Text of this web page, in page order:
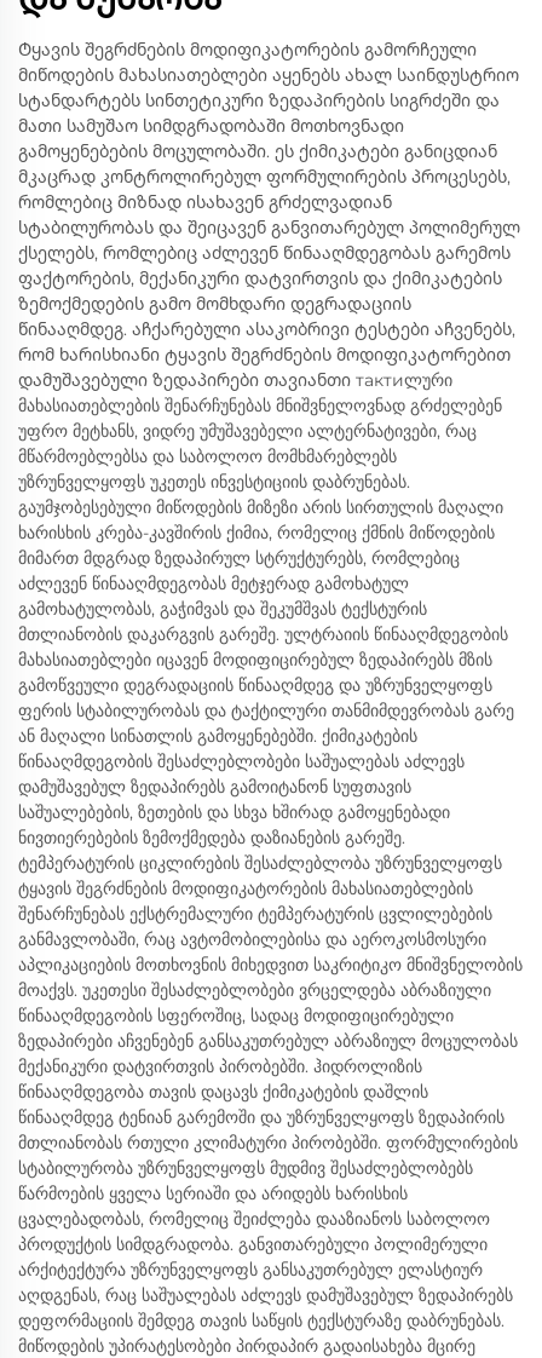
Ტყავის შეგრძნების მოდიფიკატორების გამორჩეული
მიწოდების მახასიათებლები აყენებს ახალ საინდუსტრიო
სტანდარტებს სინთეტიკური ზედაპირების სიგრძეში და
მათი სამუშაო სიმდგრადობაში მოთხოვნადი
გამოყენებების მოცულობაში. ეს ქიმიკატები განიცდიან
მკაცრად კონტროლირებულ ფორმულირების პროცესებს,
რომლებიც მიზნად ისახავენ გრძელვადიან
სტაბილურობას და შეიცავენ განვითარებულ პოლიმერულ
ქსელებს, რომლებიც აძლევენ წინააღმდეგობას გარემოს
ფაქტორების, მექანიკური დატვირთვის და ქიმიკატების
ზემოქმედების გამო მომხდარი დეგრადაციის
წინააღმდეგ. აჩქარებული ასაკობრივი ტესტები აჩვენებს,
რომ ხარისხიანი ტყავის შეგრძნების მოდიფიკატორებით
დამუშავებული ზედაპირები თავიანთი тактиლური
მახასიათებლების შენარჩუნებას მნიშვნელოვნად გრძელებენ
უფრო მეტხანს, ვიდრე უმუშავებელი ალტერნატივები, რაც
მწარმოებლებსა და საბოლოო მომხმარებლებს
უზრუნველყოფს უკეთეს ინვესტიციის დაბრუნებას.
გაუმჯობესებული მიწოდების მიზეზი არის სირთულის მაღალი
ხარისხის კრება-კავშირის ქიმია, რომელიც ქმნის მიწოდების
მიმართ მდგრად ზედაპირულ სტრუქტურებს, რომლებიც
აძლევენ წინააღმდეგობას მეტჯერად გამოხატულ
გამოხატულობას, გაჭიმვას და შეკუმშვას ტექსტურის
მთლიანობის დაკარგვის გარეშე. ულტრაიის წინააღმდეგობის
მახასიათებლები იცავენ მოდიფიცირებულ ზედაპირებს მზის
გამოწვეული დეგრადაციის წინააღმდეგ და უზრუნველყოფს
ფერის სტაბილურობას და ტაქტილური თანმიმდევრობას გარე
ან მაღალი სინათლის გამოყენებებში. ქიმიკატების
წინააღმდეგობის შესაძლებლობები საშუალებას აძლევს
დამუშავებულ ზედაპირებს გამოიტანონ სუფთავის
საშუალებების, ზეთების და სხვა ხშირად გამოყენებადი
ნივთიერებების ზემოქმედება დაზიანების გარეშე.
ტემპერატურის ციკლირების შესაძლებლობა უზრუნველყოფს
ტყავის შეგრძნების მოდიფიკატორების მახასიათებლების
შენარჩუნებას ექსტრემალური ტემპერატურის ცვლილებების
განმავლობაში, რაც ავტომობილებისა და აეროკოსმოსური
აპლიკაციების მოთხოვნის მიხედვით საკრიტიკო მნიშვნელობის
მოაქვს. უკეთესი შესაძლებლობები ვრცელდება აბრაზიული
წინააღმდეგობის სფეროშიც, სადაც მოდიფიცირებული
ზედაპირები აჩვენებენ განსაკუთრებულ აბრაზიულ მოცულობას
მექანიკური დატვირთვის პირობებში. ჰიდროლიზის
წინააღმდეგობა თავის დაცავს ქიმიკატების დაშლის
წინააღმდეგ ტენიან გარემოში და უზრუნველყოფს ზედაპირის
მთლიანობას რთული კლიმატური პირობებში. ფორმულირების
სტაბილურობა უზრუნველყოფს მუდმივ შესაძლებლობებს
წარმოების ყველა სერიაში და არიდებს ხარისხის
ცვალებადობას, რომელიც შეიძლება დააზიანოს საბოლოო
პროდუქტის სიმდგრადობა. განვითარებული პოლიმერული
არქიტექტურა უზრუნველყოფს განსაკუთრებულ ელასტიურ
აღდგენას, რაც საშუალებას აძლევს დამუშავებულ ზედაპირებს
დეფორმაციის შემდეგ თავის საწყის ტექსტურაზე დაბრუნებას.
მიწოდების უპირატესობები პირდაპირ გადაისახება მცირე